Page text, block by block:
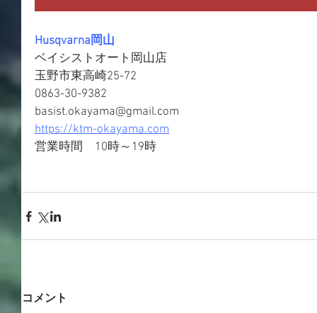
Husqvarna岡山
ベイシストオート岡山店
玉野市東高崎25-72
0863-30-9382
basist.okayama@gmail.com
https://ktm-okayama.com
営業時間　10時～19時
コメント